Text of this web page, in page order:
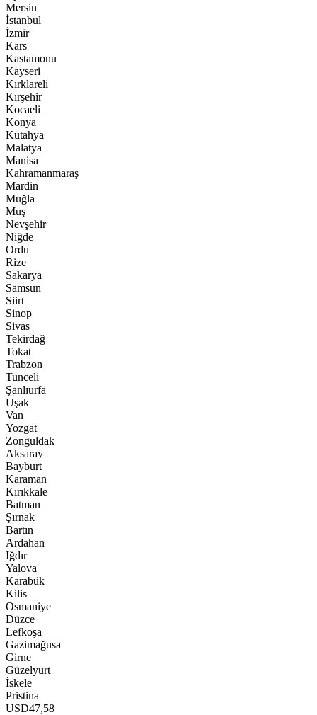
Mersin
İstanbul
İzmir
Kars
Kastamonu
Kayseri
Kırklareli
Kırşehir
Kocaeli
Konya
Kütahya
Malatya
Manisa
Kahramanmaraş
Mardin
Muğla
Muş
Nevşehir
Niğde
Ordu
Rize
Sakarya
Samsun
Siirt
Sinop
Sivas
Tekirdağ
Tokat
Trabzon
Tunceli
Şanlıurfa
Uşak
Van
Yozgat
Zonguldak
Aksaray
Bayburt
Karaman
Kırıkkale
Batman
Şırnak
Bartın
Ardahan
Iğdır
Yalova
Karabük
Kilis
Osmaniye
Düzce
Lefkoşa
Gazimağusa
Girne
Güzelyurt
İskele
Pristina
USD47,58